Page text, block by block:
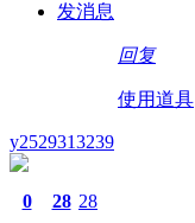
发消息
回复
使用道具
y2529313239
0 28 28